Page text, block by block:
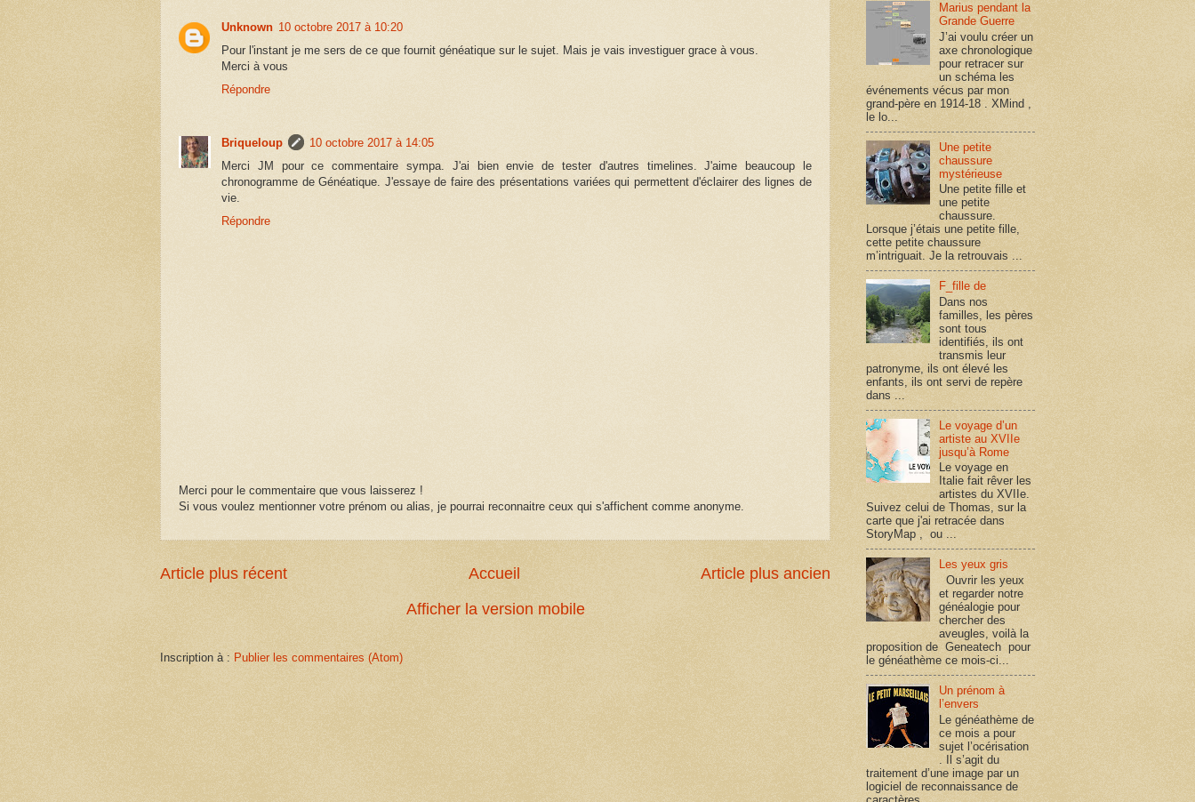
Unknown 10 octobre 2017 à 10:20
Pour l'instant je me sers de ce que fournit généatique sur le sujet. Mais je vais investiguer grace à vous.
Merci à vous
Répondre
Briqueloup
10 octobre 2017 à 14:05
Merci JM pour ce commentaire sympa. J'ai bien envie de tester d'autres timelines. J'aime beaucoup le
chronogramme de Généatique. J'essaye de faire des présentations variées qui permettent d'éclairer des lignes de
vie.
Répondre
Merci pour le commentaire que vous laisserez !
Si vous voulez mentionner votre prénom ou alias, je pourrai reconnaitre ceux qui s'affichent comme anonyme.
Article plus récent Article plus ancien
Accueil
Afficher la version mobile
Inscription à : Publier les commentaires (Atom)
Marius pendant la
Grande Guerre
J’ai voulu créer un
axe chronologique
pour retracer sur
un schéma les
événements vécus par mon
grand-père en 1914-18 . XMind ,
le lo...
Une petite
chaussure
mystérieuse
Une petite fille et
une petite
chaussure.
Lorsque j’étais une petite fille,
cette petite chaussure
m’intriguait. Je la retrouvais ...
F_fille de
Dans nos
familles, les pères
sont tous
identifiés, ils ont
transmis leur
patronyme, ils ont élevé les
enfants, ils ont servi de repère
dans ...
Le voyage d’un
artiste au XVIIe
jusqu’à Rome
Le voyage en
Italie fait rêver les
artistes du XVIIe.
Suivez celui de Thomas, sur la
carte que j'ai retracée dans
StoryMap , ou ...
Les yeux gris
Ouvrir les yeux
et regarder notre
généalogie pour
chercher des
aveugles, voilà la
proposition de Geneatech pour
le généathème ce mois-ci...
Un prénom à
l’envers
Le généathème de
ce mois a pour
sujet l’océrisation
. Il s’agit du
traitement d’une image par un
logiciel de reconnaissance de